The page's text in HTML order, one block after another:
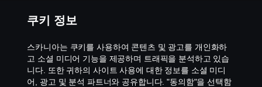
이용약관
문의처
공익제보
쿠키 정보
스카니아는 쿠키를 사용하여 콘텐츠 및 광고를 개인화하
고 소셜 미디어 기능을 제공하며 트래픽을 분석하고 있습
니다. 또한 귀하의 사이트 사용에 대한 정보를 소셜 미디
어, 광고 및 분석 파트너와 공유합니다. "동의함"을 선택함